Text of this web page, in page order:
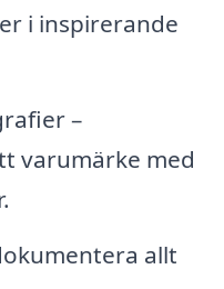
i inspirerande
–
varumärke med
allt